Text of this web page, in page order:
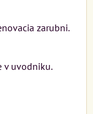
zarubni.
v uvodniku.